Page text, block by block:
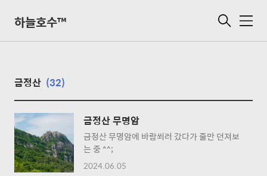
하늘호수™ 메
금정산 (32)
금정산 무명암
금정산 무명암에 바람쐬러 갔다가 줄만 던져보
는 중 ^^;
2024.06.05